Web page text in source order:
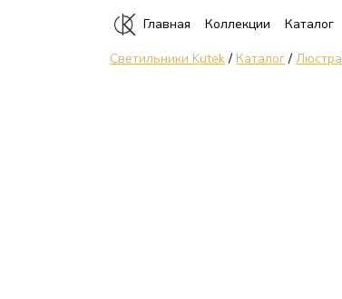
Главная Коллекции Каталог
Светильники Kutek/Каталог/Люстра